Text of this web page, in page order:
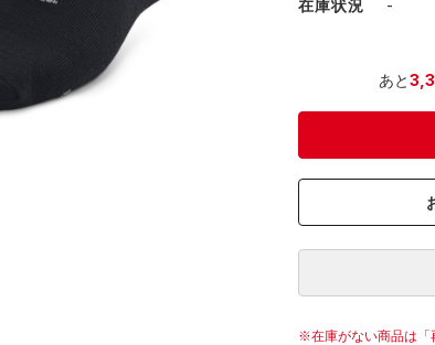
在庫状況 -
あと
在庫がない商品は